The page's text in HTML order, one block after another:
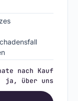
nach Kauf
ja, über uns